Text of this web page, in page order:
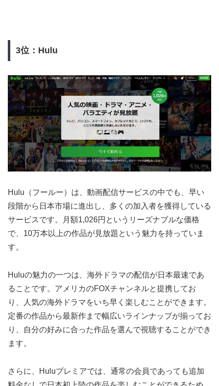
3位：Hulu
Hulu（フールー）は、動画配信サービスの中でも、早い
段階から日本市場に進出し、多くの加入者を獲得している
サービスです。月額1,026円というリーズナブルな価格
で、10万本以上の作品が見放題という魅力を持っていま
す。
Huluの魅力の一つは、海外ドラマの配信が日本最速であ
ることです。アメリカのFOXチャンネルと提携してお
り、人気の海外ドラマをいち早く楽しむことができます。
定番の作品から最新作まで幅広いラインナップが揃ってお
り、自分の好みに合った作品を選んで視聴することができ
ます。
さらに、Huluプレミアでは、通常の会員であっても追加